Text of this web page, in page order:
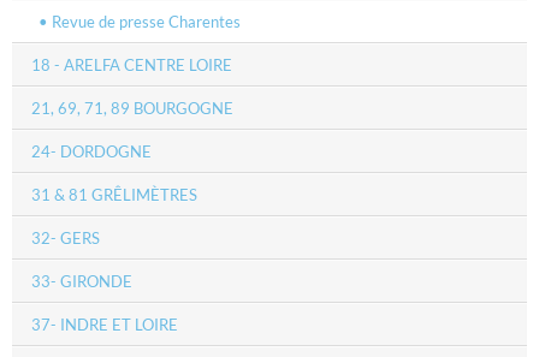
Revue de presse Charentes
18 - ARELFA CENTRE LOIRE
21, 69, 71, 89 BOURGOGNE
24- DORDOGNE
31 & 81 GRÊLIMÈTRES
32- GERS
33- GIRONDE
37- INDRE ET LOIRE